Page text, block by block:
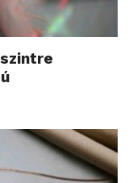
szintre